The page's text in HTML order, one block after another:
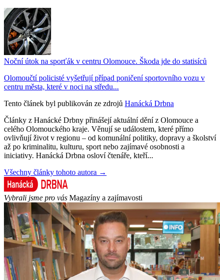
Noční útok na sporťák v centru Olomouce. Škoda jde do statisíců
Olomoučtí policisté vyšetřují případ poničení sportovního vozu v
centru města, které v noci na středu...
Tento článek byl publikován ze zdrojů Hanácká Drbna
Články z Hanácké Drbny přinášejí aktuální dění z Olomouce a
celého Olomouckého kraje. Věnují se událostem, které přímo
ovlivňují život v regionu – od komunální politiky, dopravy a školství
až po kriminalitu, kulturu, sport nebo zajímavé osobnosti a
iniciativy. Hanácká Drbna osloví čtenáře, kteří...
Všechny články tohoto autora →
Vybrali jsme pro vás Magazíny a zajímavosti